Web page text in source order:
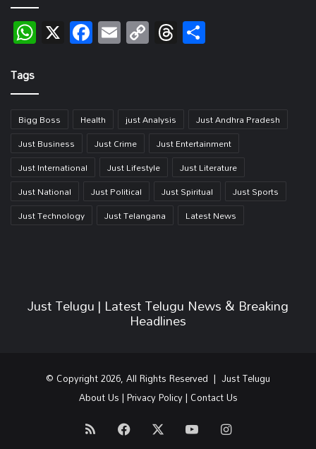
WhatsApp
X Facebook
EmailCopy
Link
Threads
Tags
Bigg Boss Health just Analysis
Just Andhra Pradesh
Just Business
Just Crime
Just Entertainment
Just International
Just Lifestyle
Just Literature
Just National
Just Political Just Spiritual
Just Sports
Just Technology
Just Telangana Latest News
Just Telugu | Latest Telugu News & Breaking
Headlines
© Copyright 2026, All Rights Reserved | Just Telugu
About Us|Privacy Policy| Contact Us
RSS Facebook YouTubeInstagram